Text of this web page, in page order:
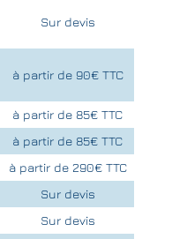
Sur devis
à partir de 90€ TTC
à partir de 85€ TTC
à partir de 85€ TTC
à partir de 290€ TTC
Sur devis
Sur devis